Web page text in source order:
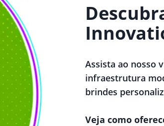
Assista ao nosso
infraestrutura
brindes
Veja como